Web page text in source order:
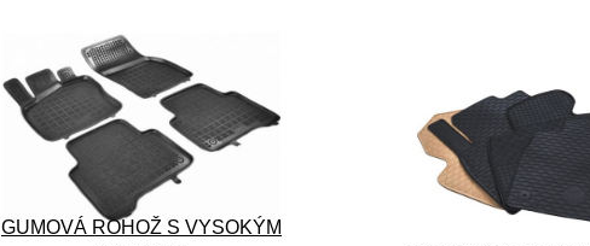
GUMOVÁ ROHOŽ S VYSOKÝM